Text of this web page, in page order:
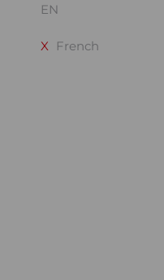
EN
X French